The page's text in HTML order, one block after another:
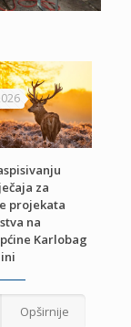
za
projekata
na
Karlobag
Opširnije